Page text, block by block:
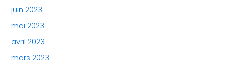
juin 2023
mai 2023
avril 2023
mars 2023